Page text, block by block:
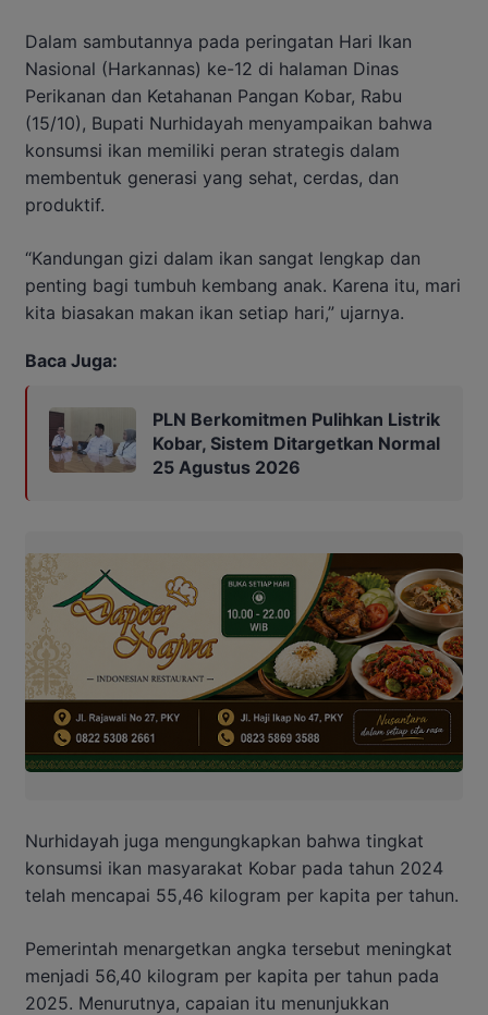
Dalam sambutannya pada peringatan Hari Ikan
Nasional (Harkannas) ke-12 di halaman Dinas
Perikanan dan Ketahanan Pangan Kobar, Rabu
(15/10), Bupati Nurhidayah menyampaikan bahwa
konsumsi ikan memiliki peran strategis dalam
membentuk generasi yang sehat, cerdas, dan
produktif.
“Kandungan gizi dalam ikan sangat lengkap dan
penting bagi tumbuh kembang anak. Karena itu, mari
kita biasakan makan ikan setiap hari,” ujarnya.
Baca Juga:
PLN Berkomitmen Pulihkan Listrik
Kobar, Sistem Ditargetkan Normal
25 Agustus 2026
Nurhidayah juga mengungkapkan bahwa tingkat
konsumsi ikan masyarakat Kobar pada tahun 2024
telah mencapai 55,46 kilogram per kapita per tahun.
Pemerintah menargetkan angka tersebut meningkat
menjadi 56,40 kilogram per kapita per tahun pada
2025. Menurutnya, capaian itu menunjukkan